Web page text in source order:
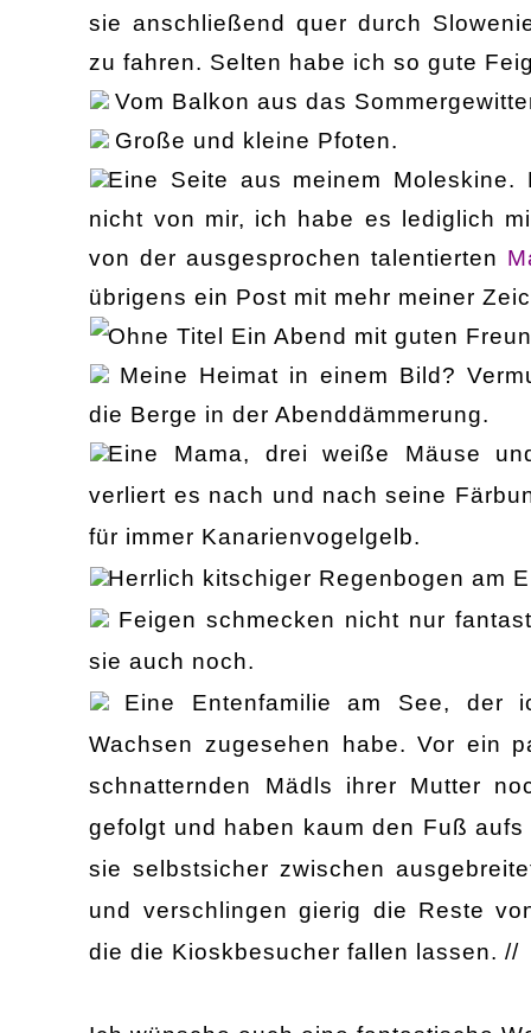
sie anschließend quer durch
zu fahren. Selten habe ich so gute
Vom Balkon aus das
Große und kleine Pfoten.
Eine Seite aus meinem Moleskine.
nicht von mir, ich habe es lediglich
vonder ausgesprochen talentierten
übrigens ein Post mit mehr meiner
Ein Abend mit guten
Meine Heimat in einem Bild?
die Berge in der Abenddämmerung.
Eine Mama, drei weiße Mäuse
verliert es nach und nach seine
für immer Kanarienvogelgelb.
Herrlich kitschiger Regenbogen am
Feigen schmecken nicht nur
sie auch noch.
Eine Entenfamilie am See, der
Wachsen zugesehen habe. Vor ein
schnatternden Mädls ihrer Mutter
gefolgt und haben kaum den Fuß
sie selbstsicher zwischen
und verschlingen gierig die Reste
die die Kioskbesucher fallen lassen. //